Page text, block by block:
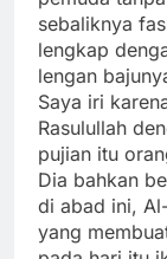
sebaliknya
lengkap
lengan
Saya iri
Rasulullah
pujian itu
Dia bahkan
di abad ini,
yang